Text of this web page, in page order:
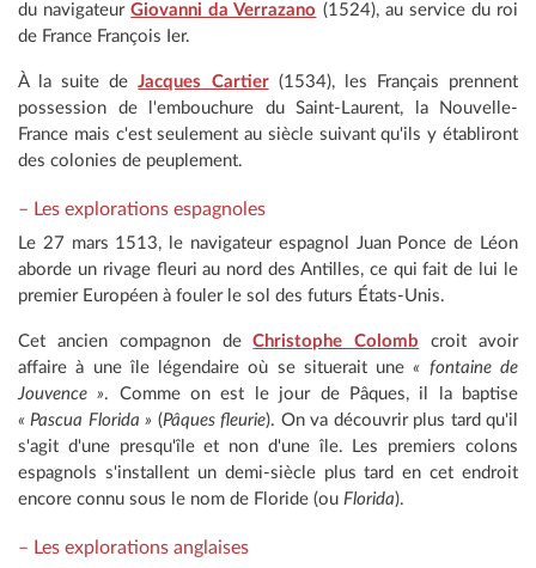
du navigateurGiovanni da Verrazano (1524), au service du roi
de France François Ier.
À la suite deJacques Cartier(1534), les Français prennent
possession de l'embouchure du Saint-Laurent, la Nouvelle-
France mais c'est seulement au siècle suivant qu'ils y établiront
des colonies de peuplement.
– Les explorations espagnoles
Le 27 mars 1513, le navigateur espagnol Juan Ponce de Léon
aborde un rivage fleuri au nord des Antilles, ce qui fait de lui le
premier Européen à fouler le sol des futurs États-Unis.
Cet ancien compagnon deChristophe Colomb croit avoir
affaire à une île légendaire où se situerait une« fontaine de
Jouvence ». Comme on est le jour de Pâques, il la baptise
« Pascua Florida » (Pâques fleurie). On va découvrir plus tard qu'il
s'agit d'une presqu'île et non d'une île. Les premiers colons
espagnols s'installent un demi-siècle plus tard en cet endroit
encore connu sous le nom de Floride (ou Florida).
– Les explorations anglaises